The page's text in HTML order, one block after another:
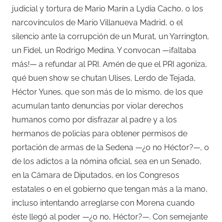
judicial y tortura de Mario Marín a Lydia Cacho, o los
narcovínculos de Mario Villanueva Madrid, o el
silencio ante la corrupción de un Murat, un Yarrington,
un Fidel, un Rodrigo Medina. Y convocan —¡faltaba
más!— a refundar al PRI. Amén de que el PRI agoniza,
qué buen show se chutan Ulises, Lerdo de Tejada,
Héctor Yunes, que son más de lo mismo, de los que
acumulan tanto denuncias por violar derechos
humanos como por disfrazar al padre y a los
hermanos de policías para obtener permisos de
portación de armas de la Sedena —¿o no Héctor?—, o
de los adictos a la nómina oficial, sea en un Senado,
en la Cámara de Diputados, en los Congresos
estatales o en el gobierno que tengan más a la mano,
incluso intentando arreglarse con Morena cuando
éste llegó al poder —¿o no, Héctor?—. Con semejante